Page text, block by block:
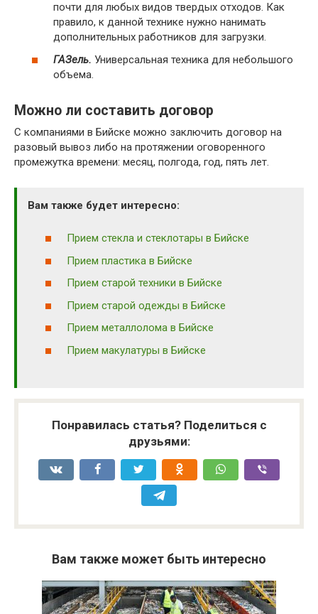
почти для любых видов твердых отходов. Как
правило, к данной технике нужно нанимать
дополнительных работников для загрузки.
ГАЗель. Универсальная техника для небольшого
объема.
Можно ли составить договор
С компаниями в Бийске можно заключить договор на
разовый вывоз либо на протяжении оговоренного
промежутка времени: месяц, полгода, год, пять лет.
Вам также будет интересно:
Прием стекла и стеклотары в Бийске
Прием пластика в Бийске
Прием старой техники в Бийске
Прием старой одежды в Бийске
Прием металлолома в Бийске
Прием макулатуры в Бийске
Понравилась статья? Поделиться с
друзьями:
Вам также может быть интересно